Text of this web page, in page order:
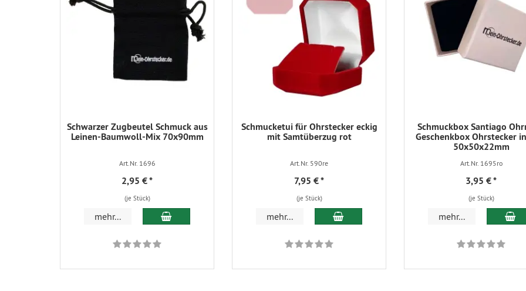
Schwarzer Zugbeutel Schmuck aus
Leinen-Baumwoll-Mix 70x90mm
Art.Nr. 1696
2,95 €*
(je Stück)
mehr... In den Warenkorb
Schmucketui für Ohrstecker eckig
mit Samtüberzug rot
Art.Nr. 590re
7,95 €*
(je Stück)
mehr... In den Warenkorb
Schmuckbox Santiago
Geschenkbox Ohrstecker
50x50x22mm
Art.Nr. 1695ro
3,95 €*
(je Stück)
mehr... In